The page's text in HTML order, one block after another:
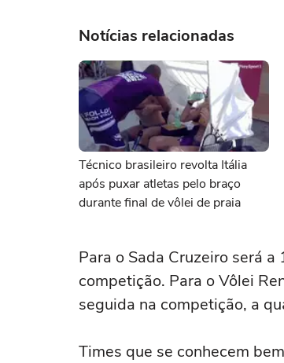
Notícias relacionadas
Técnico brasileiro revolta Itália
após puxar atletas pelo braço
durante final de vôlei de praia
Para o Sada Cruzeiro será
competição. Para o Vôlei
seguida na competição, a
Times que se conhecem